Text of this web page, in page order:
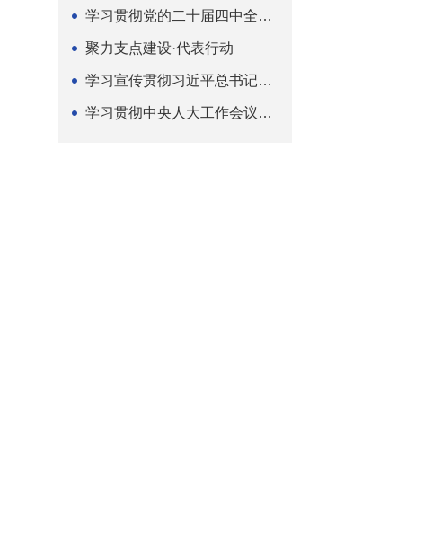
学习贯彻党的二十届四中全会精神
聚力支点建设·代表行动
学习宣传贯彻习近平总书记关于坚持
学习贯彻中央人大工作会议精神